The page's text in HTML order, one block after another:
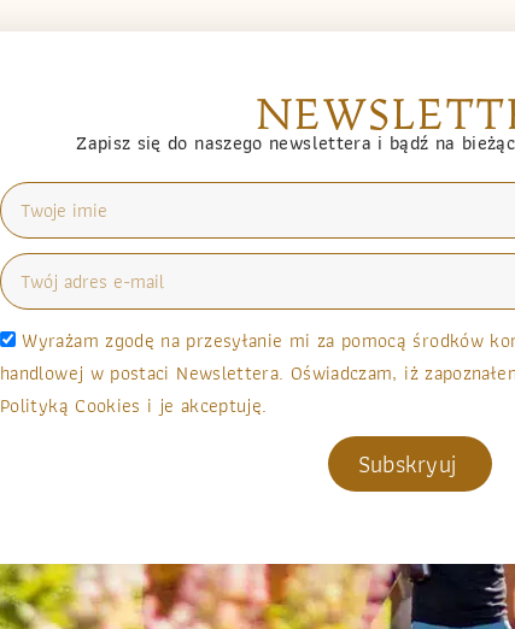
Zapisz się do naszego newslettera i bądź na
Wyrażam zgodę na przesyłanie mi za pomocą środków
handlowej w postaci Newslettera. Oświadczam, iż
Polityką Cookies i je akceptuję.
Subskryuj